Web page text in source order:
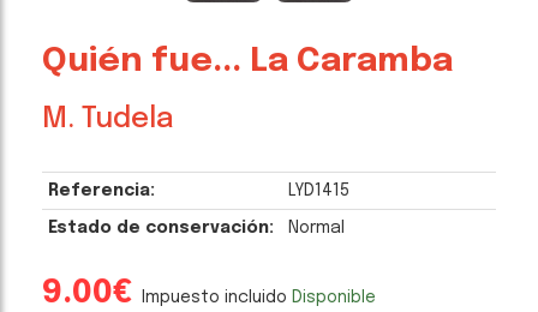
Quién fue... La Caramba
M. Tudela
Referencia: LYD1415
Estado de conservación: Normal
9.00€ Impuesto incluido Disponible